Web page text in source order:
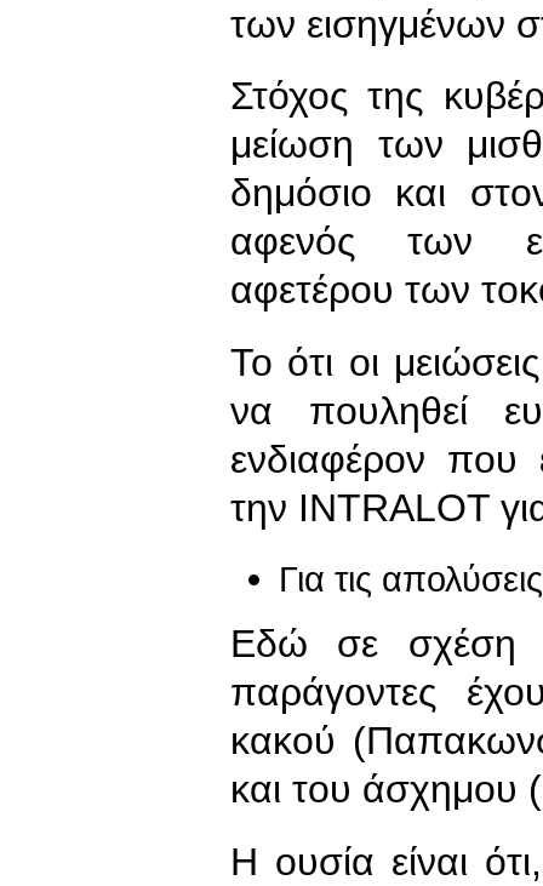
των εισηγμένων
Στόχος της
μείωση των
δημόσιο και
αφενός των
αφετέρου των
Το ότι οι
να πουληθεί
ενδιαφέρον που
την INTRALOT
Για τις
Εδώ σε σχέση
παράγοντες
κακού
και του
Η ουσία είναι